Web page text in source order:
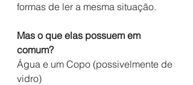
formas de ler a mesma situação.
Mas o que elas possuem em
comum?
Água e um Copo (possivelmente de
vidro)